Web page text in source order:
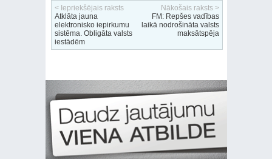
< Iepriekšējais raksts
Atklāta jauna
elektronisko iepirkumu
sistēma. Obligāta valsts
iestādēm
Nākošais raksts >
FM: Repšes vadības
laikā nodrošināta valsts
maksātspēja